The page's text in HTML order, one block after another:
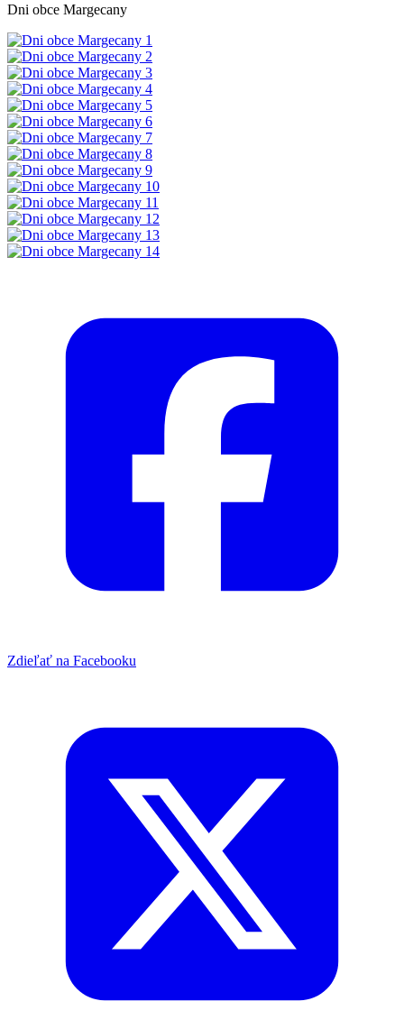
Dni obce Margecany
Zdieľať na Facebooku